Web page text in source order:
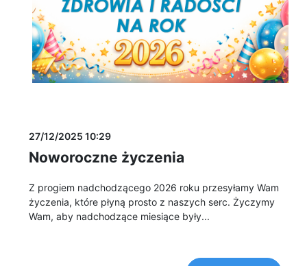
27/12/2025 10:29
Noworoczne życzenia
Z progiem nadchodzącego 2026 roku przesyłamy Wam
życzenia, które płyną prosto z naszych serc. Życzymy
Wam, aby nadchodzące miesiące były...